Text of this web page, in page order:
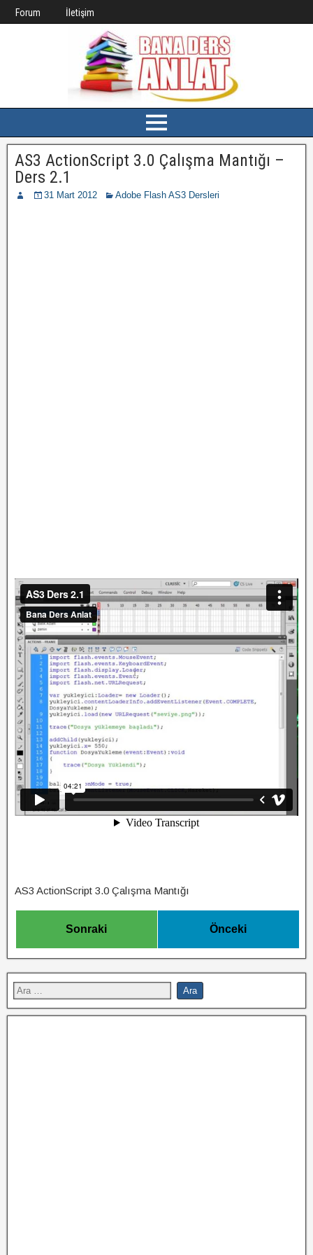
Forum İletişim
AS3 ActionScript 3.0 Çalışma Mantığı –
Ders 2.1
31 Mart 2012 Adobe Flash AS3 Dersleri
AS3 ActionScript 3.0 Çalışma Mantığı
Sonraki Önceki